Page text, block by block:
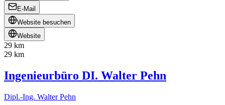
E-Mail
Website besuchen
Website
29 km
29 km
Ingenieurbüro DI. Walter Pehn
Dipl.-Ing. Walter Pehn